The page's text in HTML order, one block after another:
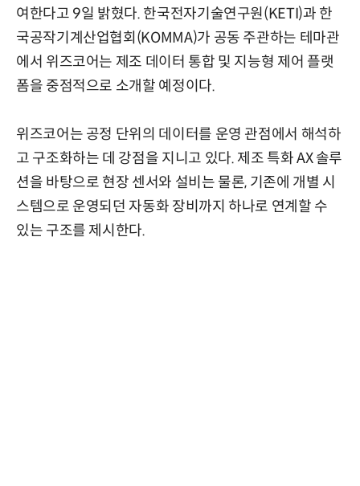
여한다고 9일 밝혔다. 한국전자기술연구원(KETI)과 한
국공작기계산업협회(KOMMA)가 공동 주관하는 테마관
에서 위즈코어는 제조 데이터 통합 및 지능형 제어 플랫
폼을 중점적으로 소개할 예정이다.
위즈코어는 공정 단위의 데이터를 운영 관점에서 해석하
고 구조화하는 데 강점을 지니고 있다. 제조 특화 AX 솔루
션을 바탕으로 현장 센서와 설비는 물론, 기존에 개별 시
스템으로 운영되던 자동화 장비까지 하나로 연계할 수
있는 구조를 제시한다.